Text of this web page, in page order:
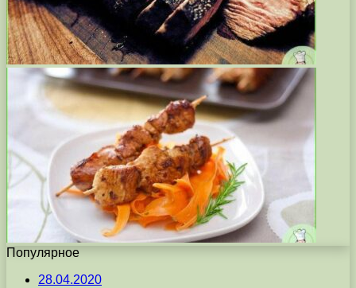
Популярное
28.04.2020